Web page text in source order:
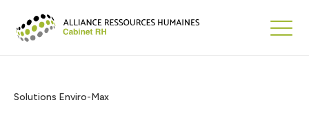
Solutions Enviro-Max